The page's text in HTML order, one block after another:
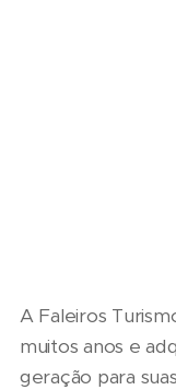
A Faleiros
muitos anos e
geração para